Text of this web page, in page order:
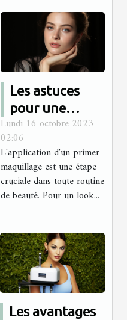
Les astuces
pour une
meilleure
application
d'un primer
maquillage
Lundi 16 octobre 2023
02:06
L'application d'un primer
maquillage est une étape
cruciale dans toute routine
de beauté. Pour un look...
Les avantages